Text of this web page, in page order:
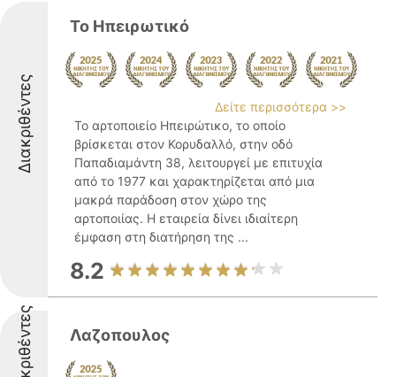
Διακριθέντες
Το Ηπειρωτικό
Δείτε περισσότερα >>
Το αρτοποιείο Ηπειρώτικο, το οποίο
βρίσκεται στον Κορυδαλλό, στην οδό
Παπαδιαμάντη 38, λειτουργεί με επιτυχία
από το 1977 και χαρακτηρίζεται από μια
μακρά παράδοση στον χώρο της
αρτοποιίας. Η εταιρεία δίνει ιδιαίτερη
έμφαση στη διατήρηση της ...
8.2
Διακριθέντες Λαζοπουλος